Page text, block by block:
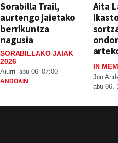
Sorabilla Trail,
aurtengo jaietako
berrikuntza
nagusia
SORABILLAKO JAIAK
2026
Aiurri abu 06, 07:00
ANDOAIN
Aita
IN
Jon
abu 06,